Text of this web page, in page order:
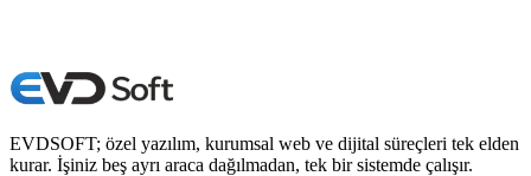
EVDSOFT; özel yazılım, kurumsal web ve dijital süreçleri tek elden
kurar. İşiniz beş ayrı araca dağılmadan, tek bir sistemde çalışır.